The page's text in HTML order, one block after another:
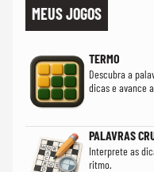
MEUS JOGOS
TERMO
Descubra a
dicas e avance
PALAVRAS
Interprete as
ritmo.